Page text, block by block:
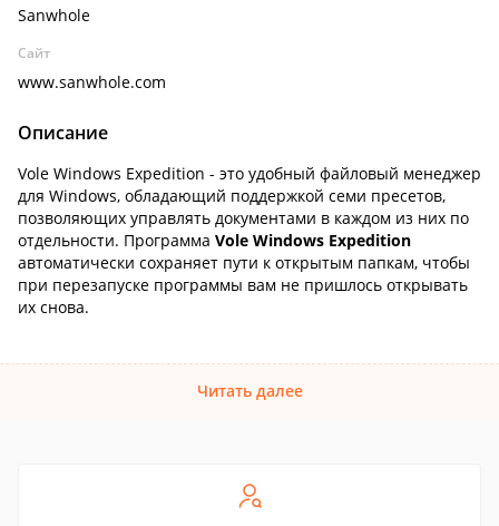
Sanwhole
Сайт
www.sanwhole.com
Описание
Vole Windows Expedition - это удобный файловый менеджер
для Windows, обладающий поддержкой семи пресетов,
позволяющих управлять документами в каждом из них по
отдельности. Программа Vole Windows Expedition
автоматически сохраняет пути к открытым папкам, чтобы
при перезапуске программы вам не пришлось открывать
их снова.
Читать далее